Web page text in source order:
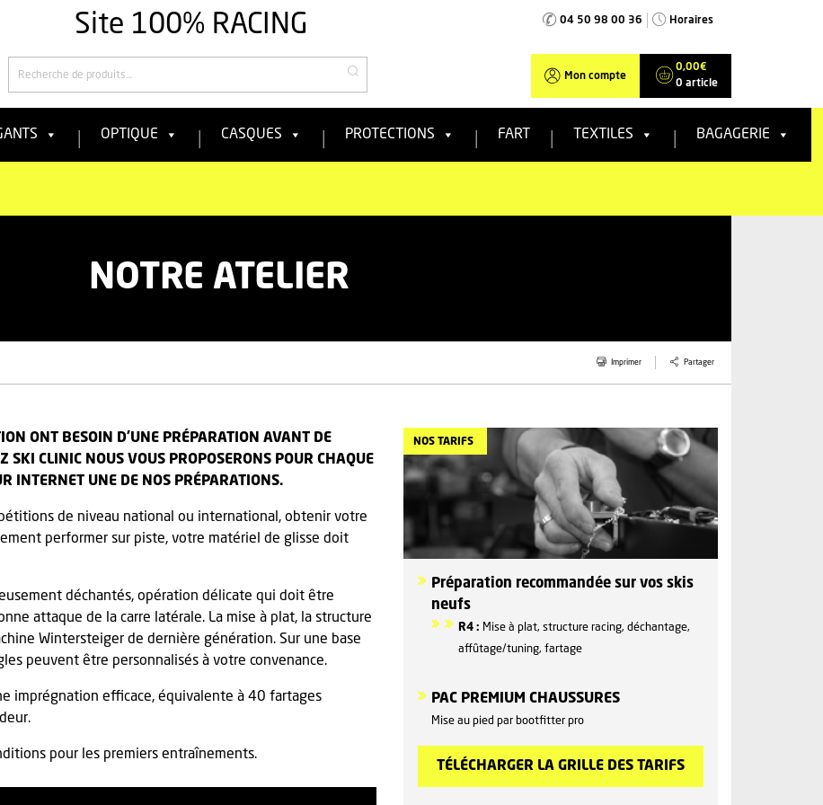
Site 100% RACING 04 50 98 00 36 Horaires
Rechercher
:
Mon compte
0,00€
0 article
OPTIQUE CASQUES PROTECTIONS FART TEXTILES BAGAGERIE
NOTRE ATELIER
Imprimer Partager
ONT BESOIN D’UNE PRÉPARATION AVANT DE
SKI CLINIC NOUS VOUS PROPOSERONS POUR CHAQUE
INTERNET UNE DE NOS PRÉPARATIONS.
de niveau national ou international, obtenir votre
performer sur piste, votre matériel de glisse doit
déchantés, opération délicate qui doit être
attaque de la carre latérale. La mise à plat, la structure
Wintersteiger de dernière génération. Sur une base
peuvent être personnalisés à votre convenance.
imprégnation efficace, équivalente à 40 fartages
pour les premiers entraînements.
NOS TARIFS
Préparation recommandée sur vos skis
neufs
R4 : Mise à plat, structure racing, déchantage,
affûtage/tuning, fartage
PAC PREMIUM CHAUSSURES
Mise au pied par bootﬁtter pro
TÉLÉCHARGER LA GRILLE DES TARIFS